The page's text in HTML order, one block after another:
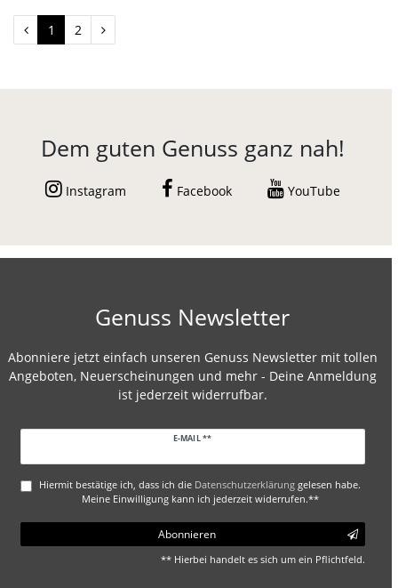
1 2
Dem guten Genuss ganz nah!
Instagram Facebook YouTube
Genuss Newsletter
Abonniere jetzt einfach unseren Genuss Newsletter mit tollen
Angeboten, Neuerscheinungen und mehr - Deine Anmeldung
ist jederzeit widerrufbar.
E-MAIL **
Hiermit bestätige ich, dass ich die Daten­schutz­erklärung gelesen habe.
Meine Einwilligung kann ich jederzeit widerrufen.**
Abonnieren
** Hierbei handelt es sich um ein Pflichtfeld.